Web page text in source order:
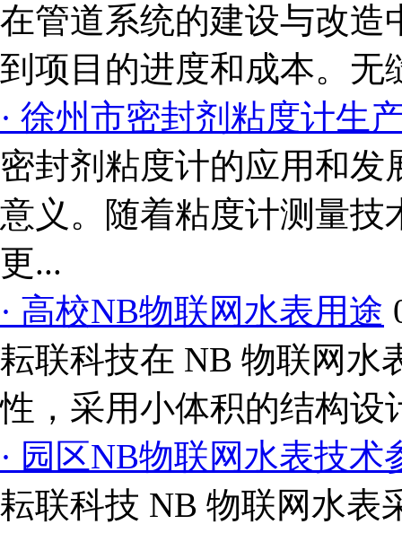
在管道系统的建设与改造
到项目的进度和成本。无
· 徐州市密封剂粘度计生
密封剂粘度计的应用和
意义。随着粘度计测量技
更...
· 高校NB物联网水表用途
耘联科技在 NB 物联网水
性，采用小体积的结构设
· 园区NB物联网水表技术
耘联科技 NB 物联网水表